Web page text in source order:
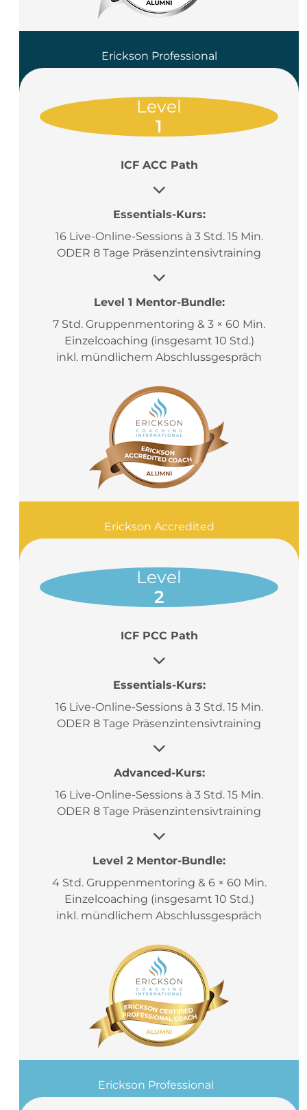
Erickson Professional
Coach: (EPC)
Level
1
ICF ACC Path
Essentials-Kurs:
16 Live-Online-Sessions à 3 Std. 15 Min.
ODER 8 Tage Präsenzintensivtraining
Level 1 Mentor-Bundle:
7 Std. Gruppenmentoring & 3 × 60 Min.
Einzelcoaching (insgesamt 10 Std.)
inkl. mündlichem Abschlussgespräch
Erickson Accredited
Coach: (EAC)
Level
2
ICF PCC Path
Essentials-Kurs:
16 Live-Online-Sessions à 3 Std. 15 Min.
ODER 8 Tage Präsenzintensivtraining
Advanced-Kurs:
16 Live-Online-Sessions à 3 Std. 15 Min.
ODER 8 Tage Präsenzintensivtraining
Level 2 Mentor-Bundle:
4 Std. Gruppenmentoring & 6 × 60 Min.
Einzelcoaching (insgesamt 10 Std.)
inkl. mündlichem Abschlussgespräch
Erickson Professional
Coach: (EPC)